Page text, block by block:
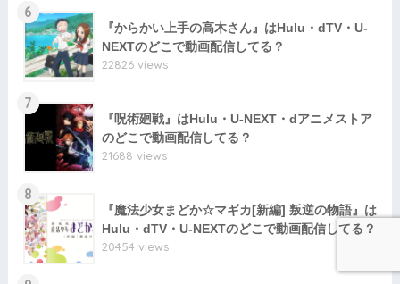
6
『からかい上手の高木さん』はHulu・dTV・U-
NEXTのどこで動画配信してる？
22826 views
7
『呪術廻戦』はHulu・U-NEXT・dアニメストア
のどこで動画配信してる？
21688 views
8
『魔法少女まどか☆マギカ[新編] 叛逆の物語』は
Hulu・dTV・U-NEXTのどこで動画配信してる？
20454 views